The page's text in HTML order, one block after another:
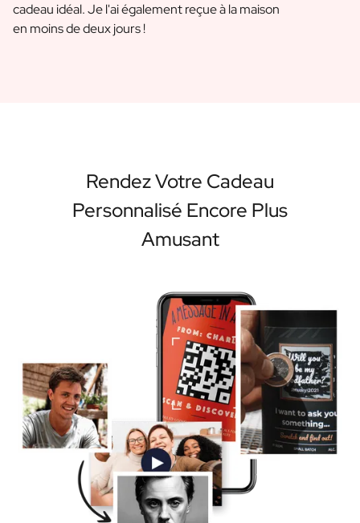
cadeau idéal. Je l'ai également reçue à la maison
en moins de deux jours !
Rendez Votre Cadeau
Personnalisé Encore Plus
Amusant